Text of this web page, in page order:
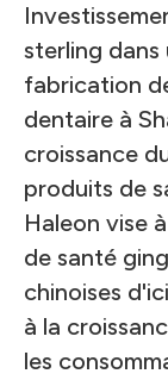
sterling dans
fabrication
dentaire à
croissance
produits de
Haleon vise
de santé
chinoises
à la
les